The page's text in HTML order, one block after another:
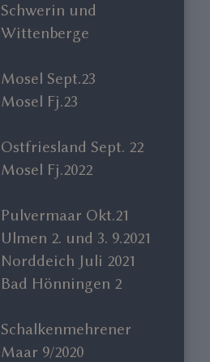
Schwerin und
Wittenberge
Mosel Sept.23
Mosel Fj.23
Ostfriesland Sept. 22
Mosel Fj.2022
Pulvermaar Okt.21
Ulmen 2. und 3. 9.2021
Norddeich Juli 2021
Bad Hönningen 2
Schalkenmehrener
Maar 9/2020